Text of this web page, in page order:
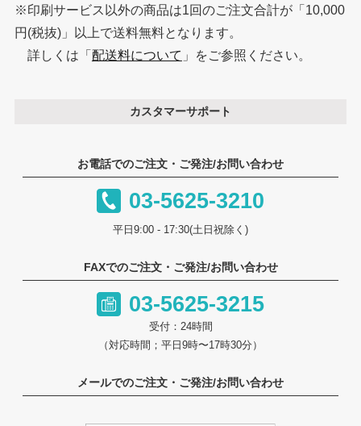
※印刷サービス以外の商品は1回のご注文合計が「10,000
円(税抜)」以上で送料無料となります。
詳しくは「 配送料について 」をご参照ください。
カスタマーサポート
お電話でのご注文・ご発注/お問い合わせ
03-5625-3210
平日9:00 - 17:30(土日祝除く)
FAXでのご注文・ご発注/お問い合わせ
03-5625-3215
受付：24時間
（対応時間；平日9時〜17時30分）
メールでのご注文・ご発注/お問い合わせ